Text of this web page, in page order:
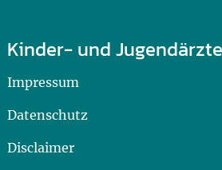
Kinder- und
Impressum
Datenschutz
Disclaimer